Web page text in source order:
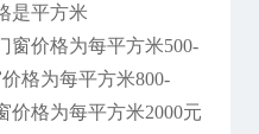
是平方米
窗价格为每平方米500-
格为每平方米800-
价格为每平方米2000元